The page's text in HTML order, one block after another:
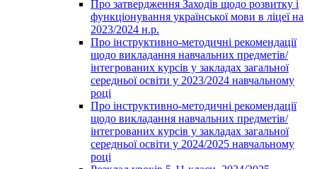
Про затвердження Заходів щодо розвитку і
функціонування української мови в ліцеї на
2023/2024 н.р.
Про інструктивно-методичні рекомендації
щодо викладання навчальних предметів/
інтегрованих курсів у закладах загальної
середньої освіти у 2023/2024 навчальному
році
Про інструктивно-методичні рекомендації
щодо викладання навчальних предметів/
інтегрованих курсів у закладах загальної
середньої освіти у 2024/2025 навчальному
році